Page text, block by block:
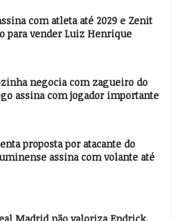
com atleta até 2029 e Zenit
para vender Luiz Henrique
negocia com zagueiro do
assina com jogador importante
proposta por atacante do
assina com volante até